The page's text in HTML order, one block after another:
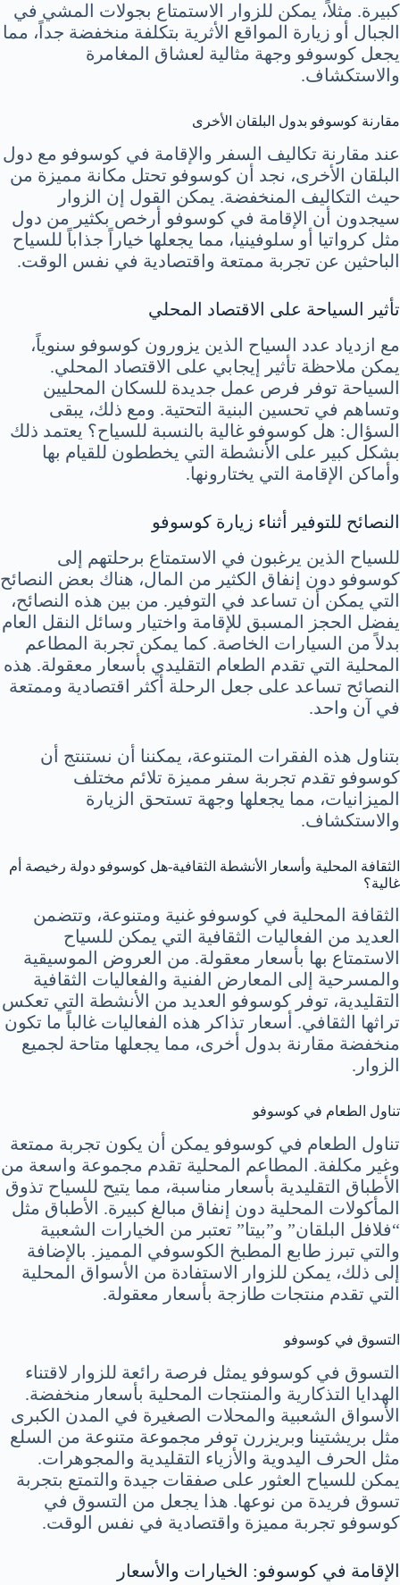
كبيرة. مثلاً، يمكن للزوار الاستمتاع بجولات المشي في
الجبال أو زيارة المواقع الأثرية بتكلفة منخفضة جداً، مما
يجعل كوسوفو وجهة مثالية لعشاق المغامرة
والاستكشاف.
مقارنة كوسوفو بدول البلقان الأخرى
عند مقارنة تكاليف السفر والإقامة في كوسوفو مع دول
البلقان الأخرى، نجد أن كوسوفو تحتل مكانة مميزة من
حيث التكاليف المنخفضة. يمكن القول إن الزوار
سيجدون أن الإقامة في كوسوفو أرخص بكثير من دول
مثل كرواتيا أو سلوفينيا، مما يجعلها خياراً جذاباً للسياح
الباحثين عن تجربة ممتعة واقتصادية في نفس الوقت.
تأثير السياحة على الاقتصاد المحلي
مع ازدياد عدد السياح الذين يزورون كوسوفو سنوياً،
يمكن ملاحظة تأثير إيجابي على الاقتصاد المحلي.
السياحة توفر فرص عمل جديدة للسكان المحليين
وتساهم في تحسين البنية التحتية. ومع ذلك، يبقى
السؤال: هل كوسوفو غالية بالنسبة للسياح؟ يعتمد ذلك
بشكل كبير على الأنشطة التي يخططون للقيام بها
وأماكن الإقامة التي يختارونها.
النصائح للتوفير أثناء زيارة كوسوفو
للسياح الذين يرغبون في الاستمتاع برحلتهم إلى
كوسوفو دون إنفاق الكثير من المال، هناك بعض النصائح
التي يمكن أن تساعد في التوفير. من بين هذه النصائح،
يفضل الحجز المسبق للإقامة واختيار وسائل النقل العام
بدلاً من السيارات الخاصة. كما يمكن تجربة المطاعم
المحلية التي تقدم الطعام التقليدي بأسعار معقولة. هذه
النصائح تساعد على جعل الرحلة أكثر اقتصادية وممتعة
في آن واحد.
بتناول هذه الفقرات المتنوعة، يمكننا أن نستنتج أن
كوسوفو تقدم تجربة سفر مميزة تلائم مختلف
الميزانيات، مما يجعلها وجهة تستحق الزيارة
والاستكشاف.
الثقافة المحلية وأسعار الأنشطة الثقافية-هل كوسوفو دولة رخيصة أم
غالية؟
الثقافة المحلية في كوسوفو غنية ومتنوعة، وتتضمن
العديد من الفعاليات الثقافية التي يمكن للسياح
الاستمتاع بها بأسعار معقولة. من العروض الموسيقية
والمسرحية إلى المعارض الفنية والفعاليات الثقافية
التقليدية، توفر كوسوفو العديد من الأنشطة التي تعكس
تراثها الثقافي. أسعار تذاكر هذه الفعاليات غالباً ما تكون
منخفضة مقارنة بدول أخرى، مما يجعلها متاحة لجميع
الزوار.
تناول الطعام في كوسوفو
تناول الطعام في كوسوفو يمكن أن يكون تجربة ممتعة
وغير مكلفة. المطاعم المحلية تقدم مجموعة واسعة من
الأطباق التقليدية بأسعار مناسبة، مما يتيح للسياح تذوق
المأكولات المحلية دون إنفاق مبالغ كبيرة. الأطباق مثل
“فلافل البلقان” و”بيتا” تعتبر من الخيارات الشعبية
والتي تبرز طابع المطبخ الكوسوفي المميز. بالإضافة
إلى ذلك، يمكن للزوار الاستفادة من الأسواق المحلية
التي تقدم منتجات طازجة بأسعار معقولة.
التسوق في كوسوفو
التسوق في كوسوفو يمثل فرصة رائعة للزوار لاقتناء
الهدايا التذكارية والمنتجات المحلية بأسعار منخفضة.
الأسواق الشعبية والمحلات الصغيرة في المدن الكبرى
مثل بريشتينا وبريزرن توفر مجموعة متنوعة من السلع
مثل الحرف اليدوية والأزياء التقليدية والمجوهرات.
يمكن للسياح العثور على صفقات جيدة والتمتع بتجربة
تسوق فريدة من نوعها. هذا يجعل من التسوق في
كوسوفو تجربة مميزة واقتصادية في نفس الوقت.
الإقامة في كوسوفو: الخيارات والأسعار